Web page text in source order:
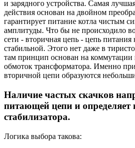
и зарядного устройства. Самая
действия основан на двойном
гарантирует питание котла чистым
амплитуды. Что бы не происходило
сети - вторичная цепь - цепь питания
стабильной. Этого нет даже в
там принцип основан на коммутации
обмоток трансформатора. Именно
вторичной цепи образуются
Наличие частых скачков
питающей цепи и определяет
стабилизатора.
Логика выбора такова: